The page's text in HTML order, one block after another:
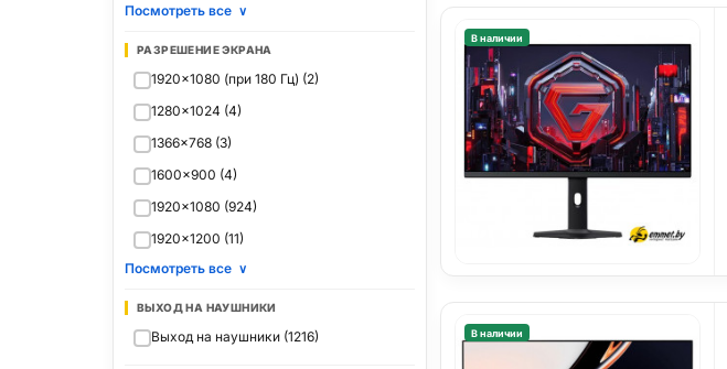
Посмотреть все ∨
РАЗРЕШЕНИЕ ЭКРАНА
1920x1080 (при 180 Гц) (2)
1280x1024 (4)
1366x768 (3)
1600x900 (4)
1920x1080 (924)
1920x1200 (11)
Посмотреть все ∨
ВЫХОД НА НАУШНИКИ
Выход на наушники (1216)
В наличии
В наличии